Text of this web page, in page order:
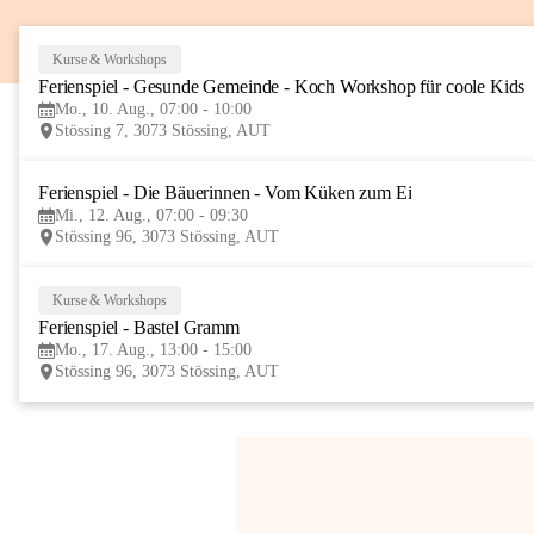
Kurse & Workshops
Ferienspiel - Gesunde Gemeinde - Koch Workshop für coole Kids
Mo., 10. Aug., 07:00 - 10:00
Stössing 7, 3073 Stössing, AUT
Ferienspiel - Die Bäuerinnen - Vom Küken zum Ei
Mi., 12. Aug., 07:00 - 09:30
Stössing 96, 3073 Stössing, AUT
Kurse & Workshops
Ferienspiel - Bastel Gramm
Mo., 17. Aug., 13:00 - 15:00
Stössing 96, 3073 Stössing, AUT